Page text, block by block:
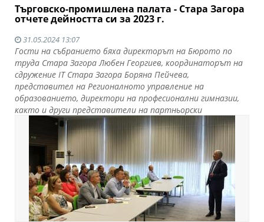
Търговско-промишлена палата - Стара Загора
отчете дейността си за 2023 г.
31.05.2024 13:07
Гости на събранието бяха директорът на Бюрото по
труда Стара Загора Любен Георгиев, координаторът на
сдружение IT Стара Загора Боряна Пейчева,
представител на Регионалното управление на
образованието, директори на професионални гимназии,
както и други представители на партньорски
организации.
Прочети още